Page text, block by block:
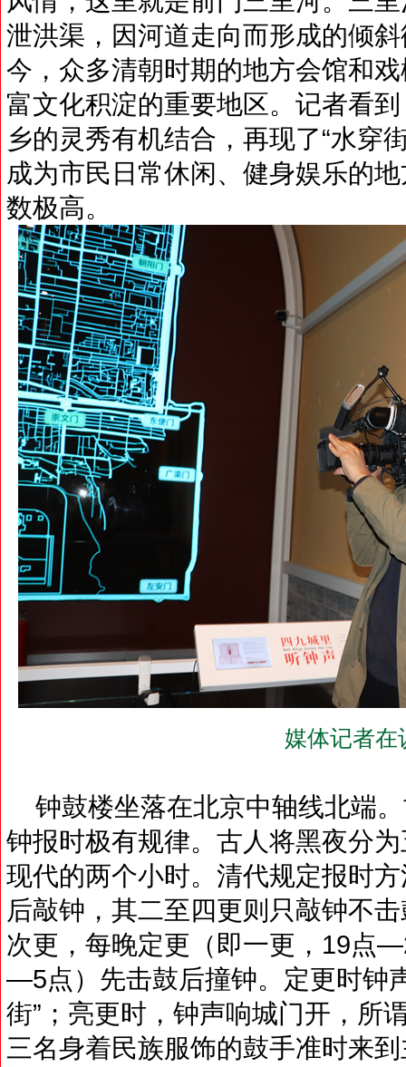
泄洪渠，因河道走向而形成的倾
今，众多清朝时期的地方会馆和
富文化积淀的重要地区。记者看
乡的灵秀有机结合，再现了“水穿
成为市民日常休闲、健身娱乐的
数极高。
媒体记者在
钟鼓楼坐落在北京中轴线北端
钟报时极有规律。古人将黑夜分
现代的两个小时。清代规定报时
后敲钟，其二至四更则只敲钟不
次更，每晚定更（即一更，19点
—5点）先击鼓后撞钟。定更时钟
街”；亮更时，钟声响城门开，所
三名身着民族服饰的鼓手准时来